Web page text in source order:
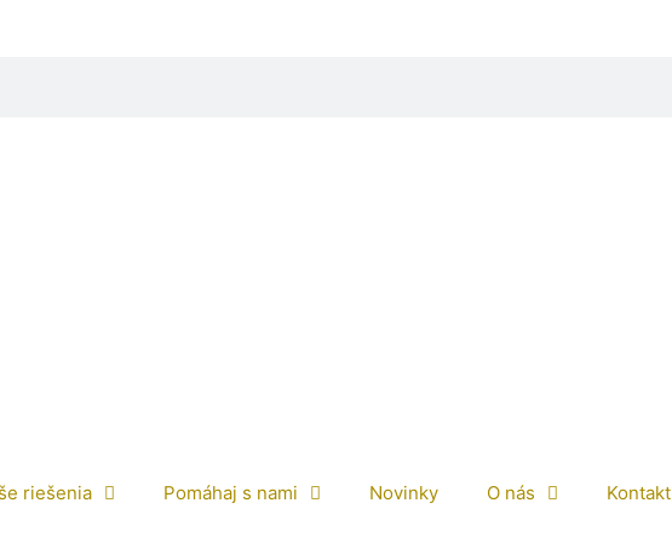
riešenia Pomáhaj s nami Novinky O nás Kontakt